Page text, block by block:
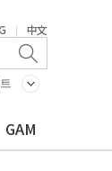
| 中文
GAM